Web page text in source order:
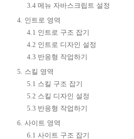
3.4 메뉴 자바스크립트 설정
4. 인트로 영역
4.1 인트로 구조 잡기
4.2 인트로 디자인 설정
4.3 반응형 작업하기
5. 스킬 영역
5.1 스킬 구조 잡기
5.2 스킬 디자인 설정
5.3 반응형 작업하기
6. 사이트 영역
6.1 사이트 구조 잡기